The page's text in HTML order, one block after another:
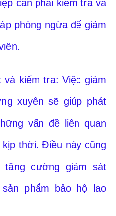
cần phải kiểm tra và
phòng ngừa để giảm
kiểm tra: Việc giám
xuyên sẽ giúp phát
vấn đề liên quan
thời. Điều này cũng
tăng cường giám sát
phẩm bảo hộ lao